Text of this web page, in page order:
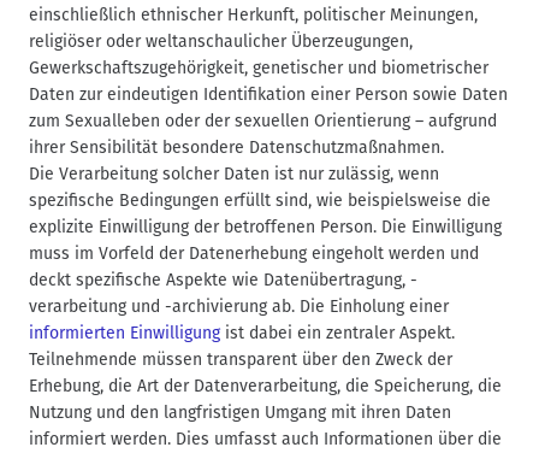
einschließlich ethnischer Herkunft, politischer Meinungen,
religiöser oder weltanschaulicher Überzeugungen,
Gewerkschaftszugehörigkeit, genetischer und biometrischer
Daten zur eindeutigen Identifikation einer Person sowie Daten
zum Sexualleben oder der sexuellen Orientierung – aufgrund
ihrer Sensibilität besondere Datenschutzmaßnahmen.
Die Verarbeitung solcher Daten ist nur zulässig, wenn
spezifische Bedingungen erfüllt sind, wie beispielsweise die
explizite Einwilligung der betroffenen Person. Die Einwilligung
muss im Vorfeld der Datenerhebung eingeholt werden und
deckt spezifische Aspekte wie Datenübertragung, -
verarbeitung und -archivierung ab. Die Einholung einer
informierten Einwilligung ist dabei ein zentraler Aspekt.
Teilnehmende müssen transparent über den Zweck der
Erhebung, die Art der Datenverarbeitung, die Speicherung, die
Nutzung und den langfristigen Umgang mit ihren Daten
informiert werden. Dies umfasst auch Informationen über die